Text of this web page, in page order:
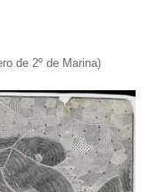
de 2º de Marina)